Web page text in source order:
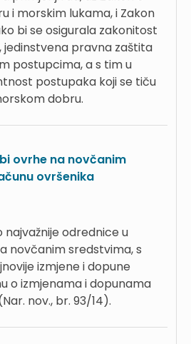
i morskim lukama, i Zakon
bi se osigurala zakonitost
jedinstvena pravna zaštita
postupcima, a s tim u
postupaka koji se tiču
dobru.
ovrhe na novčanim
ovršenika
najvažnije odrednice u
novčanim sredstvima, s
izmjene i dopune
o izmjenama i dopunama
nov., br. 93/14).